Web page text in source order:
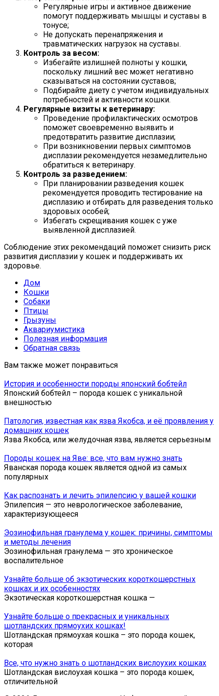
Регулярные игры и активное движение
помогут поддерживать мышцы и суставы в
тонусе;
Не допускать перенапряжения и
травматических нагрузок на суставы.
Контроль за весом:
Избегайте излишней полноты у кошки,
поскольку лишний вес может негативно
сказываться на состоянии суставов;
Подбирайте диету с учетом индивидуальных
потребностей и активности кошки.
Регулярные визиты к ветеринару:
Проведение профилактических осмотров
поможет своевременно выявить и
предотвратить развитие дисплазии;
При возникновении первых симптомов
дисплазии рекомендуется незамедлительно
обратиться к ветеринару.
Контроль за разведением:
При планировании разведения кошек
рекомендуется проводить тестирование на
дисплазию и отбирать для разведения только
здоровых особей;
Избегать скрещивания кошек с уже
выявленной дисплазией.
Соблюдение этих рекомендаций поможет снизить риск
развития дисплазии у кошек и поддерживать их
здоровье.
Дом
Кошки
Собаки
Птицы
Грызуны
Аквариумистика
Полезная информация
Обратная связь
Вам также может понравиться
История и особенности породы японский бобтейл
Японский бобтейл – порода кошек с уникальной
внешностью
Патология, известная как язва Якобса, и её проявления у
домашних кошек
Язва Якобса, или желудочная язва, является серьезным
Породы кошек на Яве: все, что вам нужно знать
Яванская порода кошек является одной из самых
популярных
Как распознать и лечить эпилепсию у вашей кошки
Эпилепсия — это неврологическое заболевание,
характеризующееся
Эозинофильная гранулема у кошек: причины, симптомы
и методы лечения
Эозинофильная гранулема — это хроническое
воспалительное
Узнайте больше об экзотических короткошерстных
кошках и их особенностях
Экзотическая короткошерстная кошка —
Узнайте больше о прекрасных и уникальных
шотландских прямоухих кошках!
Шотландская прямоухая кошка – это порода кошек,
которая
Все, что нужно знать о шотландских вислоухих кошках
Шотландская вислоухая кошка – это порода кошек,
отличительной